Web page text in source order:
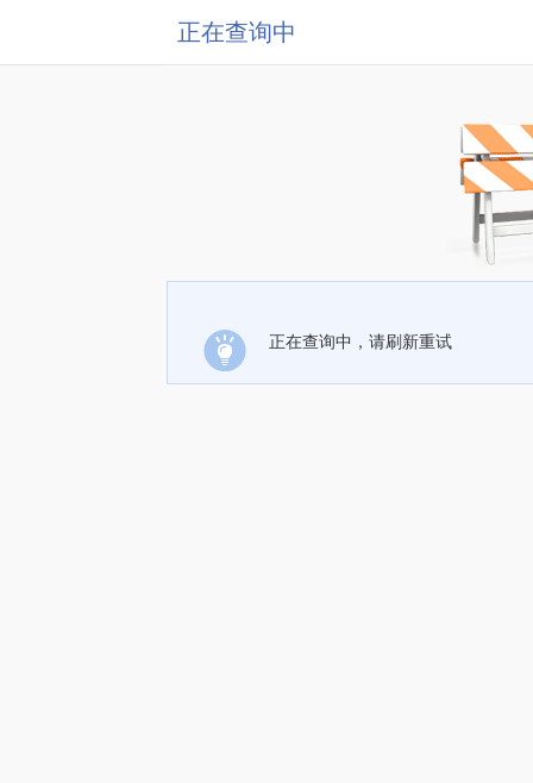
正在查询中
正在查询中，请刷新重试